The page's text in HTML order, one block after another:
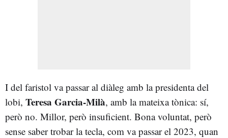
I del faristol va passar al diàleg amb la presidenta del
lobi, Teresa Garcia-Milà, amb la mateixa tònica: sí,
però no. Millor, però insuficient. Bona voluntat, però
sense saber trobar la tecla, com va passar el 2023, quan